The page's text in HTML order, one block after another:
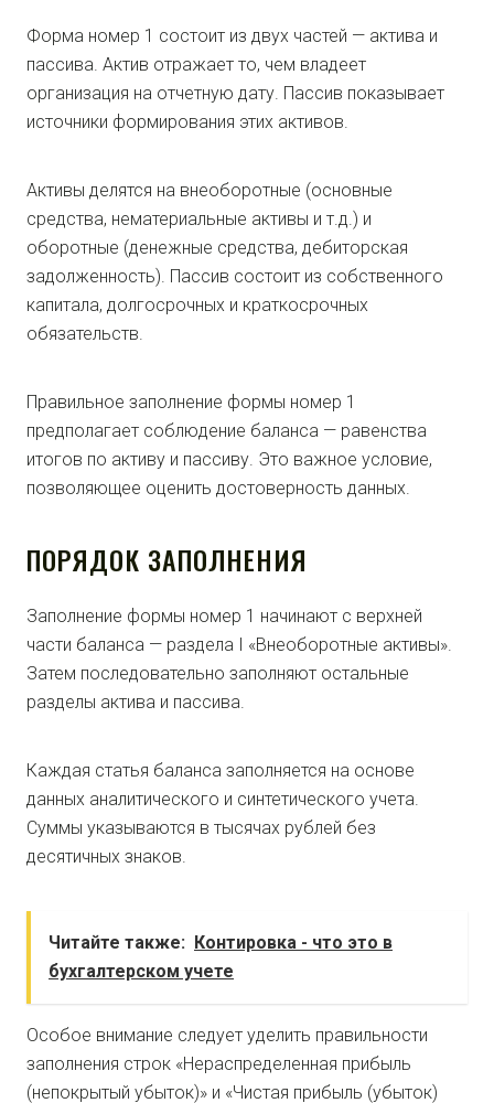
Форма номер 1 состоит из двух частей — актива и
пассива. Актив отражает то, чем владеет
организация на отчетную дату. Пассив показывает
источники формирования этих активов.
Активы делятся на внеоборотные (основные
средства, нематериальные активы и т.д.) и
оборотные (денежные средства, дебиторская
задолженность). Пассив состоит из собственного
капитала, долгосрочных и краткосрочных
обязательств.
Правильное заполнение формы номер 1
предполагает соблюдение баланса — равенства
итогов по активу и пассиву. Это важное условие,
позволяющее оценить достоверность данных.
ПОРЯДОК ЗАПОЛНЕНИЯ
Заполнение формы номер 1 начинают с верхней
части баланса — раздела I «Внеоборотные активы».
Затем последовательно заполняют остальные
разделы актива и пассива.
Каждая статья баланса заполняется на основе
данных аналитического и синтетического учета.
Суммы указываются в тысячах рублей без
десятичных знаков.
Читайте также: Контировка - что это в
бухгалтерском учете
Особое внимание следует уделить правильности
заполнения строк «Нераспределенная прибыль
(непокрытый убыток)» и «Чистая прибыль (убыток)